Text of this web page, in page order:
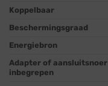
Koppelbaar
Beschermingsgraad
Energiebron
Adapter of aansluitsnoer
inbegrepen